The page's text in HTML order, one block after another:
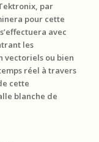
par
pour cette
avec
les
vectoriels ou bien
réel à travers
cette
blanche de